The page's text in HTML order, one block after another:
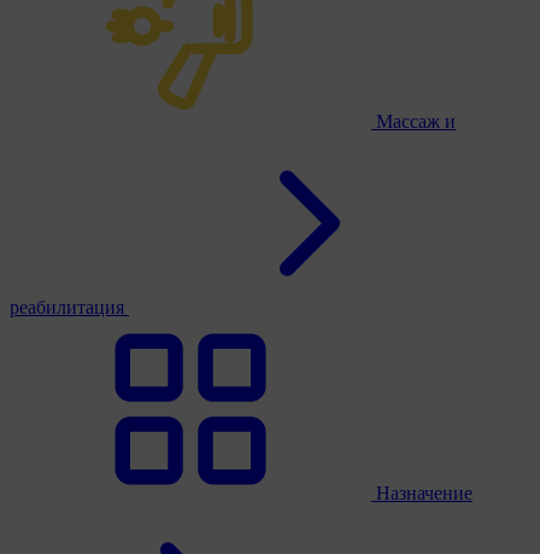
Массаж и
реабилитация
Назначение